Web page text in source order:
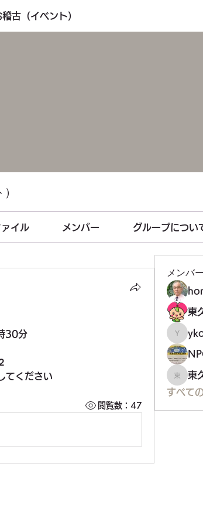
古（イベント）
ァイル メンバー グループについ
30分
てください
閲覧数：47
メンバー
ykoji
東久留
東
すべて